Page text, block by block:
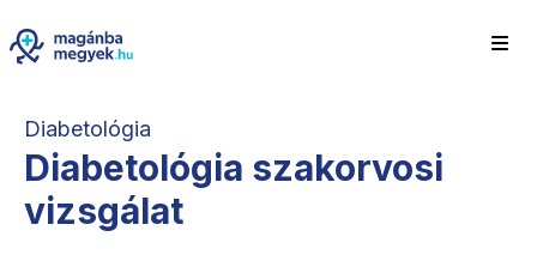
Diabetológia
Diabetológia szakorvosi
vizsgálat